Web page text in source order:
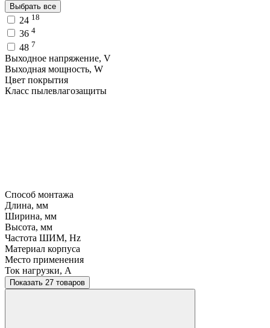
Выбрать все
24 18
36 4
48 7
Выходное напряжение, V
Выходная мощность, W
Цвет покрытия
Класс пылевлагозащиты
Способ монтажа
Длина, мм
Ширина, мм
Высота, мм
Частота ШИМ, Hz
Материал корпуса
Место применения
Ток нагрузки, A
Показать 27 товаров